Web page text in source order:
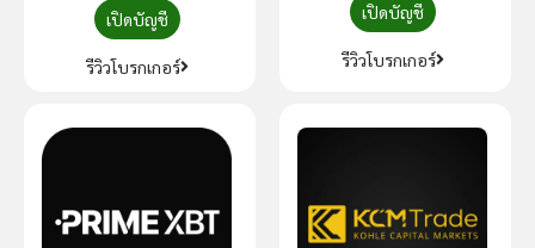
เปิดบัญชี
รีวิวโบรกเกอร์
เปิดบัญชี
รีวิวโบรกเกอร์